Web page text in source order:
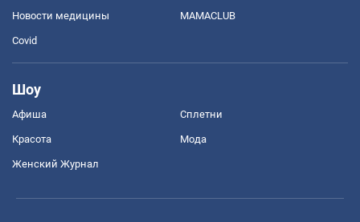
Новости медицины MAMACLUB
Covid
Шоу
Афиша Сплетни
Красота Мода
Женский Журнал